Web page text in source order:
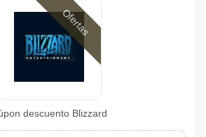
Ofertas
descuento Blizzard